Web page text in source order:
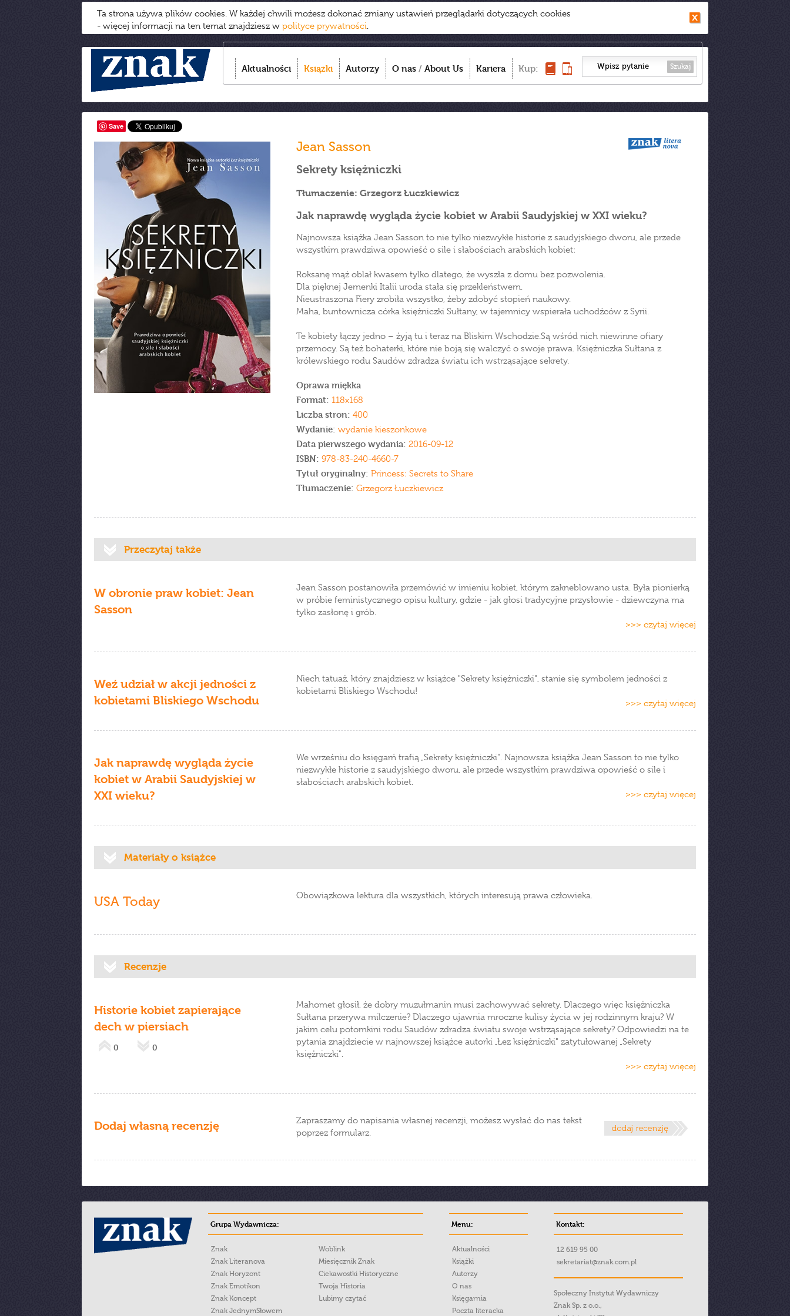
Ta strona używa plików cookies. W każdej chwili możesz dokonać zmiany ustawień przeglądarki dotyczących cookies
- więcej informacji na ten temat znajdziesz w polityce prywatności.
Aktualności Książki Autorzy O nas / About Us Kariera Kup: Szukaj
Save
Jean Sasson
Sekrety księżniczki
Tłumaczenie: Grzegorz Łuczkiewicz
Jak naprawdę wygląda życie kobiet w Arabii Saudyjskiej w XXI wieku?
Najnowsza książka Jean Sasson to nie tylko niezwykłe historie z saudyjskiego dworu, ale przede
wszystkim prawdziwa opowieść o sile i słabościach arabskich kobiet:
Roksanę mąż oblał kwasem tylko dlatego, że wyszła z domu bez pozwolenia.
Dla pięknej Jemenki Italii uroda stała się przekleństwem.
Nieustraszona Fiery zrobiła wszystko, żeby zdobyć stopień naukowy.
Maha, buntownicza córka księżniczki Sułtany, w tajemnicy wspierała uchodźców z Syrii.
Te kobiety łączy jedno – żyją tu i teraz na Bliskim Wschodzie.Są wśród nich niewinne ofiary
przemocy. Są też bohaterki, które nie boją się walczyć o swoje prawa. Księżniczka Sułtana z
królewskiego rodu Saudów zdradza światu ich wstrząsające sekrety.
Oprawa miękka
Format: 118x168
Liczba stron: 400
Wydanie: wydanie kieszonkowe
Data pierwszego wydania: 2016-09-12
ISBN: 978-83-240-4660-7
Tytuł oryginalny: Princess: Secrets to Share
Tłumaczenie: Grzegorz Łuczkiewicz
Przeczytaj także
W obronie praw kobiet: Jean
Sasson
Jean Sasson postanowiła przemówić w imieniu kobiet, którym zakneblowano usta. Była pionierką
w próbie feministycznego opisu kultury, gdzie - jak głosi tradycyjne przysłowie - dziewczyna ma
tylko zasłonę i grób.
>>> czytaj więcej
Weź udział w akcji jedności z
kobietami Bliskiego Wschodu
Niech tatuaż, który znajdziesz w książce "Sekrety księżniczki", stanie się symbolem jedności z
kobietami Bliskiego Wschodu!
>>> czytaj więcej
Jak naprawdę wygląda życie
kobiet w Arabii Saudyjskiej w
XXI wieku?
We wrześniu do księgarń trafią „Sekrety księżniczki". Najnowsza książka Jean Sasson to nie tylko
niezwykłe historie z saudyjskiego dworu, ale przede wszystkim prawdziwa opowieść o sile i
słabościach arabskich kobiet.
>>> czytaj więcej
Materiały o książce
USA Today Obowiązkowa lektura dla wszystkich, których interesują prawa człowieka.
Recenzje
Historie kobiet zapierające
dech w piersiach
0 0
Mahomet głosił, że dobry muzułmanin musi zachowywać sekrety. Dlaczego więc księżniczka
Sułtana przerywa milczenie? Dlaczego ujawnia mroczne kulisy życia w jej rodzinnym kraju? W
jakim celu potomkini rodu Saudów zdradza światu swoje wstrząsające sekrety? Odpowiedzi na te
pytania znajdziecie w najnowszej książce autorki „Łez księżniczki" zatytułowanej „Sekrety
księżniczki".
>>> czytaj więcej
Dodaj własną recenzję
Zapraszamy do napisania własnej recenzji, możesz wysłać do nas tekst
poprzez formularz.
Grupa Wydawnicza:
Znak
Znak Literanova
Znak Horyzont
Znak Emotikon
Znak Koncept
Znak JednymSłowem
Woblink
Miesięcznik Znak
Ciekawostki Historyczne
Twoja Historia
Lubimy czytać
Menu:
Aktualności
Książki
Autorzy
O nas
Księgarnia
Poczta literacka
Kontakt:
12 619 95 00
sekretariat@znak.com.pl
Społeczny Instytut Wydawniczy
Znak Sp. z o.o.,